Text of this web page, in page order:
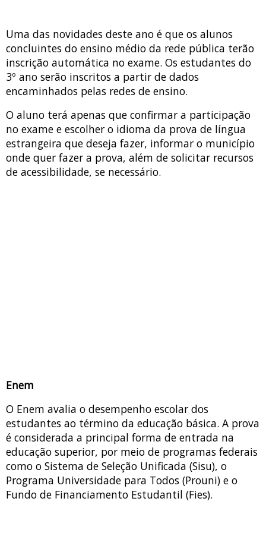
Uma das novidades deste ano é que os alunos
concluintes do ensino médio da rede pública terão
inscrição automática no exame. Os estudantes do
3º ano serão inscritos a partir de dados
encaminhados pelas redes de ensino.
O aluno terá apenas que confirmar a participação
no exame e escolher o idioma da prova de língua
estrangeira que deseja fazer, informar o município
onde quer fazer a prova, além de solicitar recursos
de acessibilidade, se necessário.
Enem
O Enem avalia o desempenho escolar dos
estudantes ao término da educação básica. A prova
é considerada a principal forma de entrada na
educação superior, por meio de programas federais
como o Sistema de Seleção Unificada (Sisu), o
Programa Universidade para Todos (Prouni) e o
Fundo de Financiamento Estudantil (Fies).